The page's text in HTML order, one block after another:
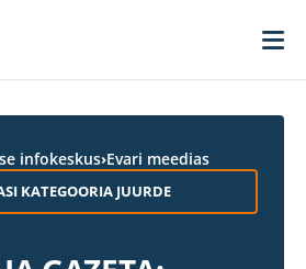
infokeskus›Evari meedias
KATEGOORIA JUURDE